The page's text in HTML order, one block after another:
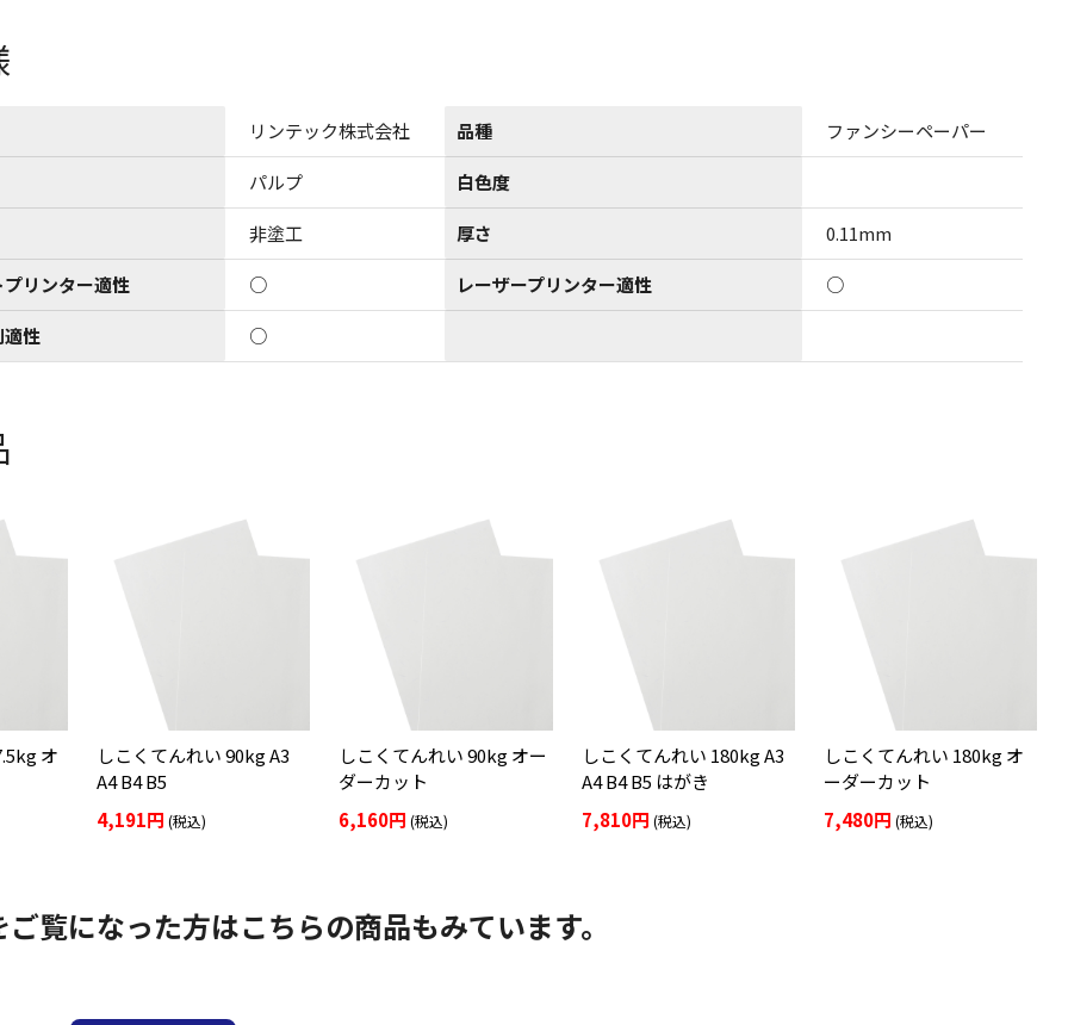
リンテック株式会社 品種 ファンシーペーパー
パルプ 白色度
非塗工 厚さ 0.11mm
リンター適性 ○ レーザープリンター適性 ○
性 ○
オ
しこくてんれい 90kg A3
A4 B4 B5
4,191円(税込)
しこくてんれい 90kg オー
ダーカット
6,160円(税込)
しこくてんれい 180kg A3
A4 B4 B5 はがき
7,810円 (税込)
しこくてんれい 180kg オ
ーダーカット
7,480円 (税込)
覧になった方はこちらの商品もみています。